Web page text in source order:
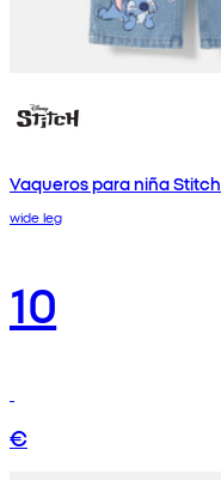
Vaqueros para niña Stitch
wide leg
10
€